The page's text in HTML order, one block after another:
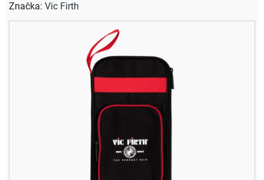
hodnotenie
produktu
Značka: Vic Firth